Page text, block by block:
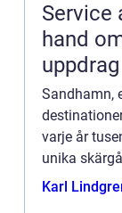
Service
hand
uppdrag
Sandhamn,
varje år
unika
bykärna,
Karl